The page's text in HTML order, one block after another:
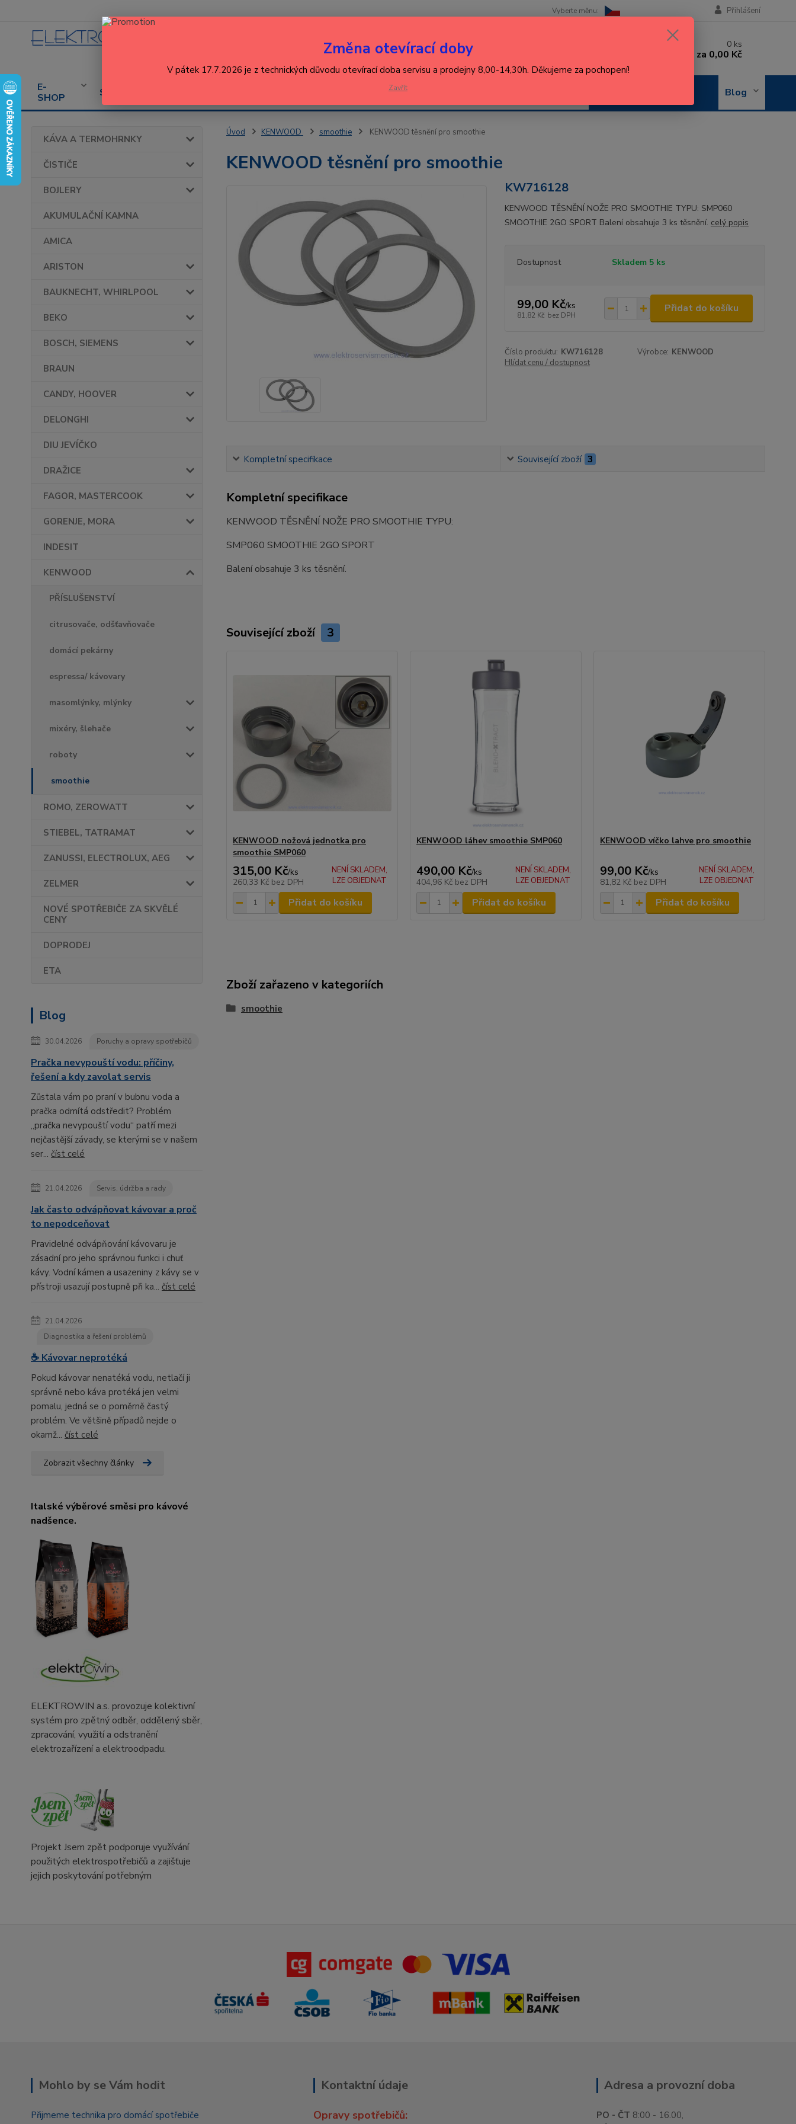
E-
SHOP
SERVIS KONTAKT Blog
Přihlášení
Hledat 0 ks
za 0,00 Kč
KÁVA A TERMOHRNKY
ČISTIČE
BOJLERY
AKUMULAČNÍ KAMNA
AMICA
ARISTON
BAUKNECHT, WHIRLPOOL
BEKO
BOSCH, SIEMENS
BRAUN
CANDY, HOOVER
DELONGHI
DIU JEVÍČKO
DRAŽICE
FAGOR, MASTERCOOK
GORENJE, MORA
INDESIT
KENWOOD
PŘÍSLUŠENSTVÍ
citrusovače, odšťavňovače
domácí pekárny
espressa/ kávovary
masomlýnky, mlýnky
mixéry, šlehače
roboty
smoothie
ROMO, ZEROWATT
STIEBEL, TATRAMAT
ZANUSSI, ELECTROLUX, AEG
ZELMER
NOVÉ SPOTŘEBIČE ZA SKVĚLÉ
CENY
DOPRODEJ
ETA
Blog
30.04.2026 Poruchy a opravy spotřebičů
Pračka nevypouští vodu: příčiny,
řešení a kdy zavolat servis
Zůstala vám po praní v bubnu voda a
pračka odmítá odstředit? Problém
„pračka nevypouští vodu“ patří mezi
nejčastější závady, se kterými se v našem
ser... číst celé
21.04.2026 Servis, údržba a rady
Jak často odvápňovat kávovar a proč
to nepodceňovat
Pravidelné odvápňování kávovaru je
zásadní pro jeho správnou funkci i chuť
kávy. Vodní kámen a usazeniny z kávy se v
přístroji usazují postupně při ka... číst celé
21.04.2026
Diagnostika a řešení problémů
☕ Kávovar neprotéká
Pokud kávovar nenatéká vodu, netlačí ji
správně nebo káva protéká jen velmi
pomalu, jedná se o poměrně častý
problém. Ve většině případů nejde o
okamž... číst celé
Zobrazit všechny články
Italské výběrové směsi pro kávové
nadšence.
ELEKTROWIN a.s. provozuje kolektivní
systém pro zpětný odběr, oddělený sběr,
zpracování, využití a odstranění
elektrozařízení a elektroodpadu.
Projekt Jsem zpět podporuje využívání
použitých elektrospotřebičů a zajišťuje
jejich poskytování potřebným
Úvod KENWOOD smoothie KENWOOD těsnění pro smoothie
KENWOOD těsnění pro smoothie
KW716128
KENWOOD TĚSNĚNÍ NOŽE PRO SMOOTHIE TYPU: SMP060
SMOOTHIE 2GO SPORT Balení obsahuje 3 ks těsnění. celý popis
Dostupnost Skladem 5 ks
99,00 Kč/ks
81,82 Kč bez DPH
Přidat do košíku
Číslo produktu: KW716128 Výrobce: KENWOOD
Hlídat cenu / dostupnost
Kompletní specifikace Související zboží 3
Kompletní specifikace
KENWOOD TĚSNĚNÍ NOŽE PRO SMOOTHIE TYPU:
SMP060 SMOOTHIE 2GO SPORT
Balení obsahuje 3 ks těsnění.
Související zboží 3
KENWOOD nožová jednotka pro
smoothie SMP060
315,00 Kč/ks
260,33 Kč bez DPH
NENÍ SKLADEM,
LZE OBJEDNAT
Přidat do košíku
KENWOOD láhev smoothie SMP060
490,00 Kč/ks
404,96 Kč bez DPH
NENÍ SKLADEM,
LZE OBJEDNAT
Přidat do košíku
KENWOOD víčko lahve pro smoothie
99,00 Kč/ks
81,82 Kč bez DPH
NENÍ SKLADEM,
LZE OBJEDNAT
Přidat do košíku
Zboží zařazeno v kategoriích
smoothie
Mohlo by se Vám hodit
Přijmeme technika pro domácí spotřebiče
Kontaktní údaje
Opravy spotřebičů:
Adresa a provozní doba
PO - ČT 8:00 - 16.00,
Změna otevírací doby
V pátek 17.7.2026 je z technických důvodu otevírací doba servisu a prodejny 8,00-14,30h. Děkujeme za pochopení!
Zavřít